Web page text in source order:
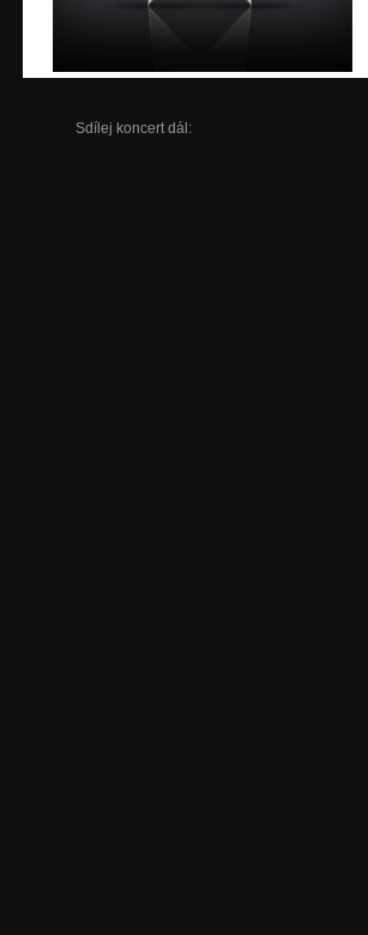
Sdílej koncert dál: